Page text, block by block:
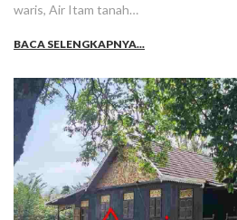
waris, Air Itam tanah…
BACA SELENGKAPNYA...